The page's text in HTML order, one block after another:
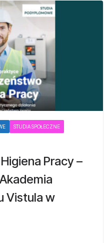
STUDIA SPOŁECZNE
Pracy –
Vistula w